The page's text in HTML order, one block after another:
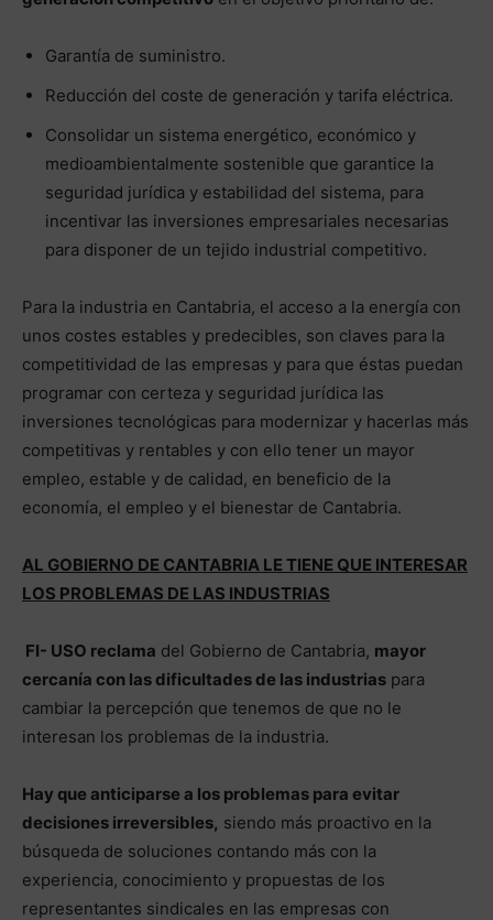
Garantía de suministro.
Reducción del coste de generación y tarifa eléctrica.
Consolidar un sistema energético, económico y
medioambientalmente sostenible que garantice la
seguridad jurídica y estabilidad del sistema, para
incentivar las inversiones empresariales necesarias
para disponer de un tejido industrial competitivo.
Para la industria en Cantabria, el acceso a la energía con
unos costes estables y predecibles, son claves para la
competitividad de las empresas y para que éstas puedan
programar con certeza y seguridad jurídica las
inversiones tecnológicas para modernizar y hacerlas más
competitivas y rentables y con ello tener un mayor
empleo, estable y de calidad, en beneficio de la
economía, el empleo y el bienestar de Cantabria.
AL GOBIERNO DE CANTABRIA LE TIENE QUE INTERESAR
LOS PROBLEMAS DE LAS INDUSTRIAS
FI- USO reclama del Gobierno de Cantabria, mayor
cercanía con las dificultades de las industrias para
cambiar la percepción que tenemos de que no le
interesan los problemas de la industria.
Hay que anticiparse a los problemas para evitar
decisiones irreversibles, siendo más proactivo en la
búsqueda de soluciones contando más con la
experiencia, conocimiento y propuestas de los
representantes sindicales en las empresas con